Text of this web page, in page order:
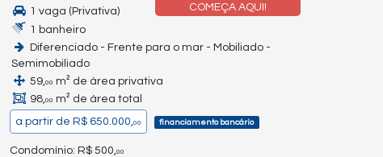
COMEÇA AQUI!
1 vaga (Privativa)
1 banheiro
Diferenciado - Frente para o mar - Mobiliado -
Semimobiliado
59,00 m² de área privativa
98,00 m² de área total
a partir de R$ 650.000,00 financiamento bancário
Condomínio: R$ 500, 00